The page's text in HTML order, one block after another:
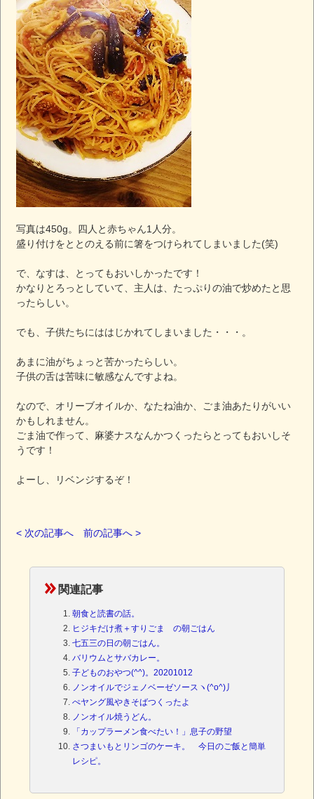
写真は450g。四人と赤ちゃん1人分。
盛り付けをととのえる前に箸をつけられてしまいました(笑)
で、なすは、とってもおいしかったです！
かなりとろっとしていて、主人は、たっぷりの油で炒めたと思
ったらしい。
でも、子供たちにははじかれてしまいました・・・。
あまに油がちょっと苦かったらしい。
子供の舌は苦味に敏感なんですよね。
なので、オリーブオイルか、なたね油か、ごま油あたりがいい
かもしれません。
ごま油で作って、麻婆ナスなんかつくったらとってもおいしそ
うです！
よーし、リベンジするぞ！
< 次の記事へ 前の記事へ >
関連記事
朝食と読書の話。
ヒジキだけ煮＋すりごま の朝ごはん
七五三の日の朝ごはん。
バリウムとサバカレー。
子どものおやつ(^^)。20201012
ノンオイルでジェノベーゼソースヽ(^o^)丿
ぺヤング風やきそばつくったよ
ノンオイル焼うどん。
「カップラーメン食べたい！」息子の野望
さつまいもとリンゴのケーキ。 今日のご飯と簡単
レシピ。